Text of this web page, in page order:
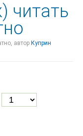
читать
автор Куприн